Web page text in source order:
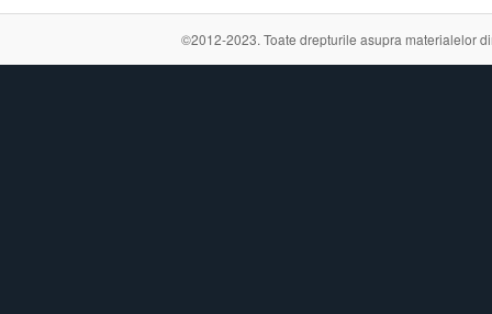
©2012-2023. Toate drepturile asupra materialelor